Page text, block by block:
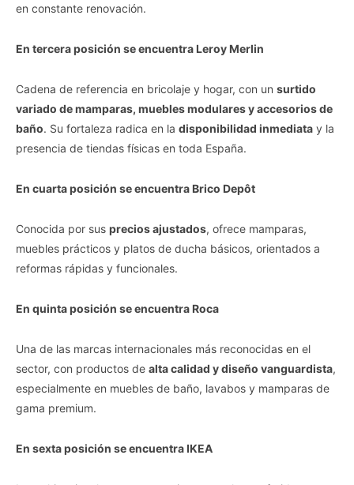
en constante renovación.
En tercera posición se encuentra Leroy Merlin
Cadena de referencia en bricolaje y hogar, con un surtido
variado de mamparas, muebles modulares y accesorios de
baño. Su fortaleza radica en la disponibilidad inmediata y la
presencia de tiendas físicas en toda España.
En cuarta posición se encuentra Brico Depôt
Conocida por sus precios ajustados, ofrece mamparas,
muebles prácticos y platos de ducha básicos, orientados a
reformas rápidas y funcionales.
En quinta posición se encuentra Roca
Una de las marcas internacionales más reconocidas en el
sector, con productos de alta calidad y diseño vanguardista,
especialmente en muebles de baño, lavabos y mamparas de
gama premium.
En sexta posición se encuentra IKEA